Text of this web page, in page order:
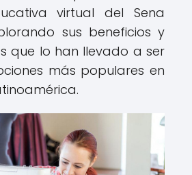
virtual del Sena
sus beneficios y
que lo han llevado a ser
más populares en